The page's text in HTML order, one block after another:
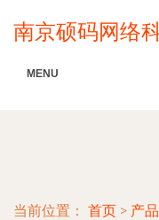
南京硕码网络
MENU
当前位置： 首页 > 产